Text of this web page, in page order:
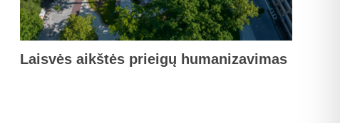
Laisvės aikštės prieigų humanizavimas